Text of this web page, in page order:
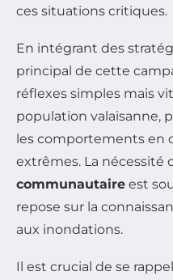
ces situations critiques.
En intégrant des
principal de cette
réflexes simples mais
population valaisanne,
les comportements en
extrêmes. La nécessité
communautaire est
repose sur la
aux inondations.
Il est crucial de se